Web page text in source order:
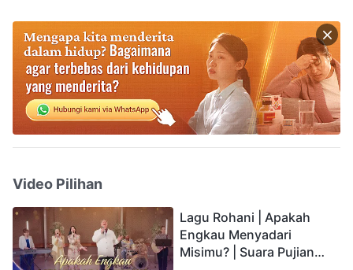
Video Pilihan
Lagu Rohani | Apakah
Engkau Menyadari
Misimu? | Suara Pujian